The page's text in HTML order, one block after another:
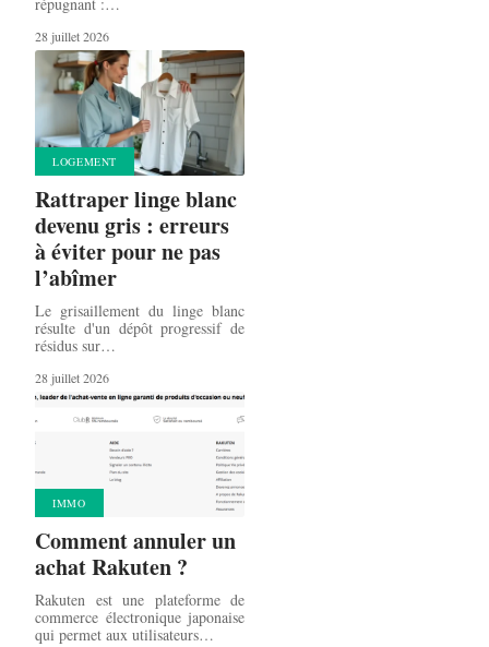
28 juillet 2026
LOGEMENT
Rattraper linge blanc
devenu gris : erreurs
à éviter pour ne pas
l’abîmer
Le grisaillement du linge blanc
résulte d'un dépôt progressif de
résidus sur…
28 juillet 2026
IMMO
Comment annuler un
achat Rakuten ?
Rakuten est une plateforme de
commerce électronique japonaise
qui permet aux utilisateurs…